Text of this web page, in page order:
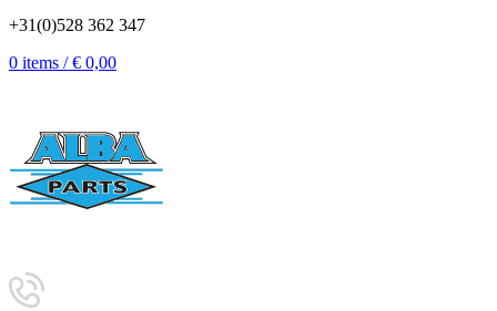
+31(0)528 362 347
0 items / € 0,00